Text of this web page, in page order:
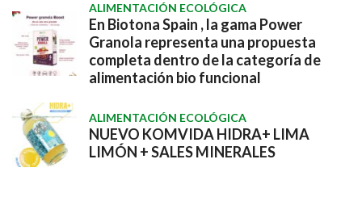
ALIMENTACIÓN ECOLÓGICA
En Biotona Spain , la gama Power
Granola representa una propuesta
completa dentro de la categoría de
alimentación bio funcional
ALIMENTACIÓN ECOLÓGICA
NUEVO KOMVIDA HIDRA+ LIMA
LIMÓN + SALES MINERALES